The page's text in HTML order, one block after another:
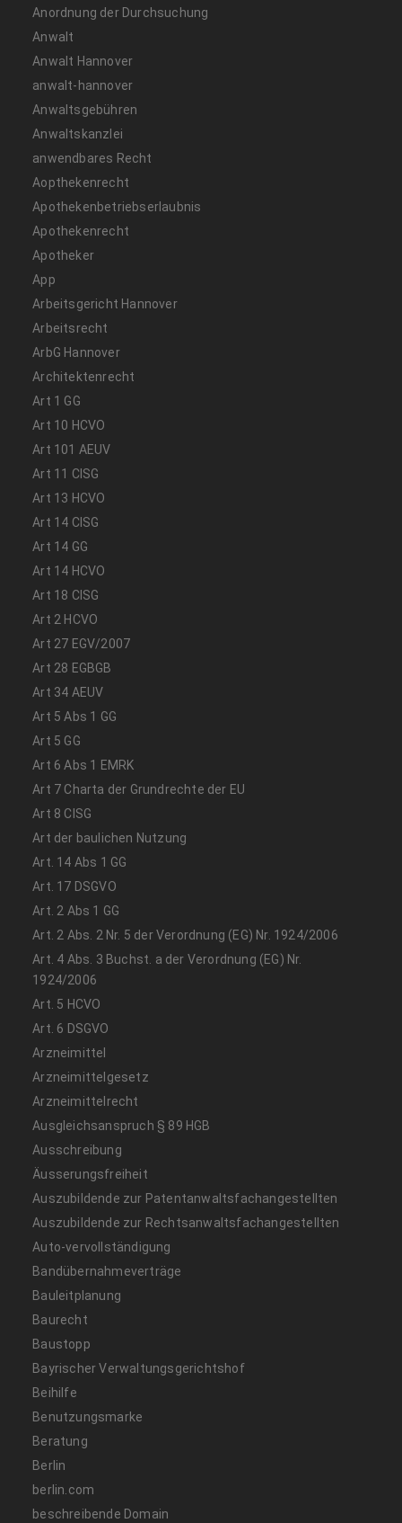
Anordnung der Durchsuchung
Anwalt
Anwalt Hannover
anwalt-hannover
Anwaltsgebühren
Anwaltskanzlei
anwendbares Recht
Aopthekenrecht
Apothekenbetriebserlaubnis
Apothekenrecht
Apotheker
App
Arbeitsgericht Hannover
Arbeitsrecht
ArbG Hannover
Architektenrecht
Art 1 GG
Art 10 HCVO
Art 101 AEUV
Art 11 CISG
Art 13 HCVO
Art 14 CISG
Art 14 GG
Art 14 HCVO
Art 18 CISG
Art 2 HCVO
Art 27 EGV/2007
Art 28 EGBGB
Art 34 AEUV
Art 5 Abs 1 GG
Art 5 GG
Art 6 Abs 1 EMRK
Art 7 Charta der Grundrechte der EU
Art 8 CISG
Art der baulichen Nutzung
Art. 14 Abs 1 GG
Art. 17 DSGVO
Art. 2 Abs 1 GG
Art. 2 Abs. 2 Nr. 5 der Verordnung (EG) Nr. 1924/2006
Art. 4 Abs. 3 Buchst. a der Verordnung (EG) Nr.
1924/2006
Art. 5 HCVO
Art. 6 DSGVO
Arzneimittel
Arzneimittelgesetz
Arzneimittelrecht
Ausgleichsanspruch § 89 HGB
Ausschreibung
Äusserungsfreiheit
Auszubildende zur Patentanwaltsfachangestellten
Auszubildende zur Rechtsanwaltsfachangestellten
Auto-vervollständigung
Bandübernahmeverträge
Bauleitplanung
Baurecht
Baustopp
Bayrischer Verwaltungsgerichtshof
Beihilfe
Benutzungsmarke
Beratung
Berlin
berlin.com
beschreibende Domain